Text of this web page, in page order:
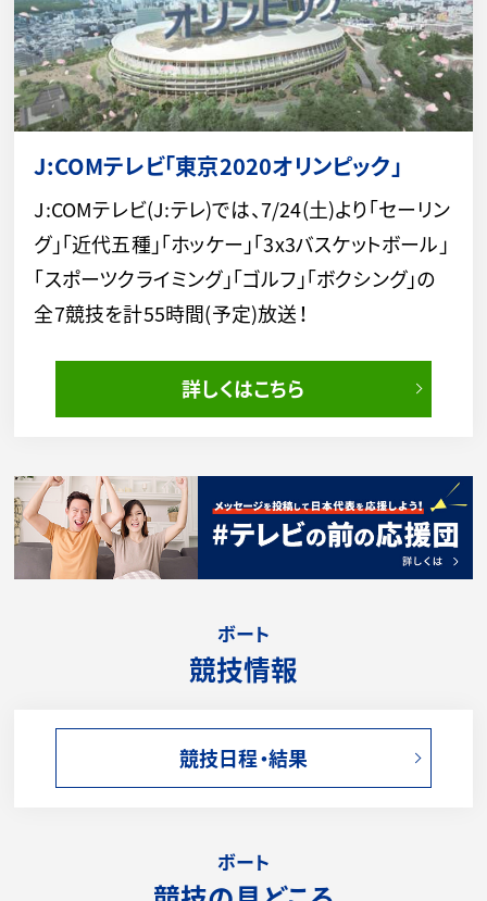
J:COMテレビ「東京2020オリンピック」
J:COMテレビ(J:テレ)では、7/24(土)より「セーリン
グ」「近代五種」「ホッケー」「3x3バスケットボール」
「スポーツクライミング」「ゴルフ」「ボクシング」の
全7競技を計55時間(予定)放送！
詳しくはこちら
ボート
競技情報
競技日程・結果
ボート